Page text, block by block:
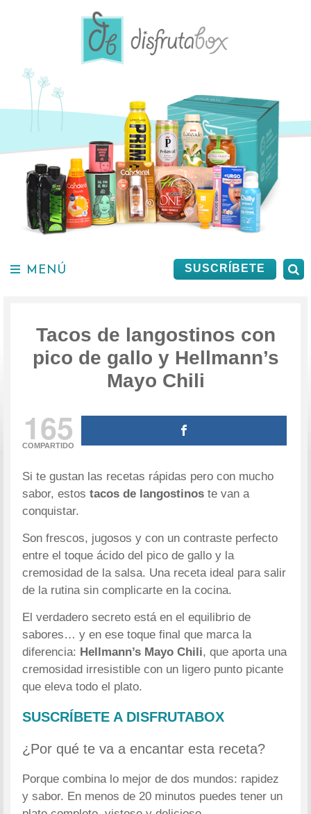
SUSCRÍBETE
MENÚ
Tacos de langostinos con
pico de gallo y Hellmann’s
Mayo Chili
165
COMPARTIDO
Si te gustan las recetas rápidas pero con mucho
sabor, estostacos de langostinos te van a
conquistar.
Son frescos, jugosos y con un contraste perfecto
entre el toque ácido del pico de gallo y la
cremosidad de la salsa. Una receta ideal para salir
de la rutina sin complicarte en la cocina.
El verdadero secreto está en el equilibrio de
sabores… y en ese toque final que marca la
diferencia: Hellmann’s Mayo Chili, que aporta una
cremosidad irresistible con un ligero punto picante
que eleva todo el plato.
SUSCRÍBETE A DISFRUTABOX
¿Por qué te va a encantar esta receta?
Porque combina lo mejor de dos mundos: rapidez
y sabor. En menos de 20 minutos puedes tener un